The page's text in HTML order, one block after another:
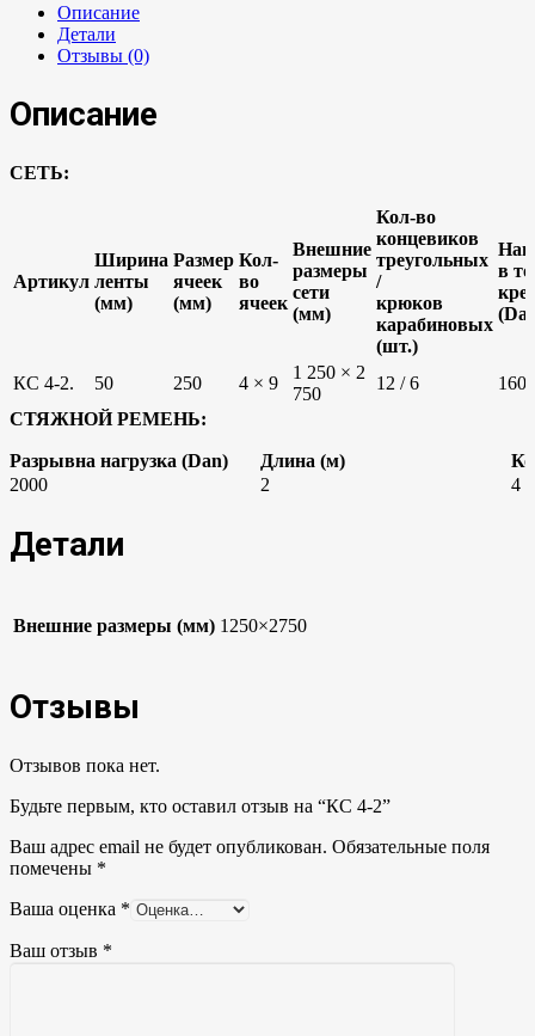
Описание
Детали
Отзывы (0)
Описание
СЕТЬ:
Артикул
Ширина
ленты
(мм)
Размер
ячеек
(мм)
Кол-
во
ячеек
Внешние
размеры
сети
(мм)
Кол-во
концевиков
треугольных
/
крюков
карабиновых
(шт.)
в
КС 4-2. 50 250 4 × 9
1 250 × 2
750
12 / 6
1600
СТЯЖНОЙ РЕМЕНЬ:
Разрывна нагрузка (Dan) Длина (м)
2000
2 4
Детали
Внешние размеры (мм) 1250×2750
Отзывы
Отзывов пока нет.
Будьте первым, кто оставил отзыв на “КС 4-2”
Ваш адрес email не будет опубликован. Обязательные поля
помечены *
Ваша оценка *
Ваш отзыв *